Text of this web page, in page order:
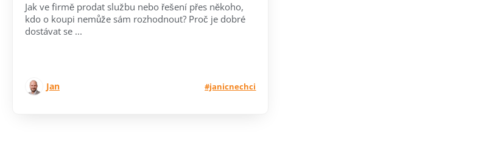
Jak ve firmě prodat službu nebo řešení přes někoho,
kdo o koupi nemůže sám rozhodnout? Proč je dobré
dostávat se ...
Jan #janicnechci